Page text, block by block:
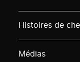
Histoires de
Médias